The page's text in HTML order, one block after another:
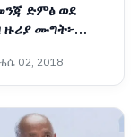
ድምፅ ወደ
ዙሪያ ሙግት፦
የትልቁ
ማሳያ ነው
02, 2018